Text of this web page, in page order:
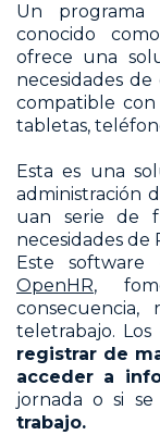
Un
conocido
ofrece una
necesidades
compatible con
tabletas,
Esta es una
administración
uan serie de
necesidades de
Este
OpenHR,
teletrabajo.
registrar de
acceder a
jornada o si se
trabajo.